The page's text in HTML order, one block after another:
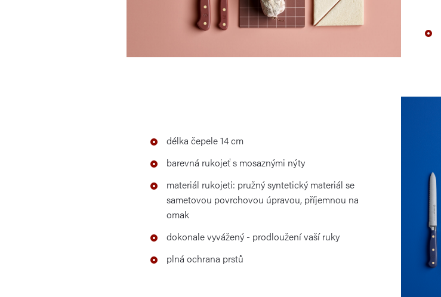
délka čepele 14 cm
barevná rukojeť s mosaznými nýty
materiál rukojeti: pružný syntetický materiál se
sametovou povrchovou úpravou, příjemnou na
omak
dokonale vyvážený - prodloužení vaší ruky
plná ochrana prstů